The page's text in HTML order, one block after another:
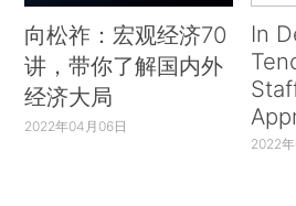
向松祚：宏观经济70
讲，带你了解国内外
经济大局
2022年04月06日
In
2022